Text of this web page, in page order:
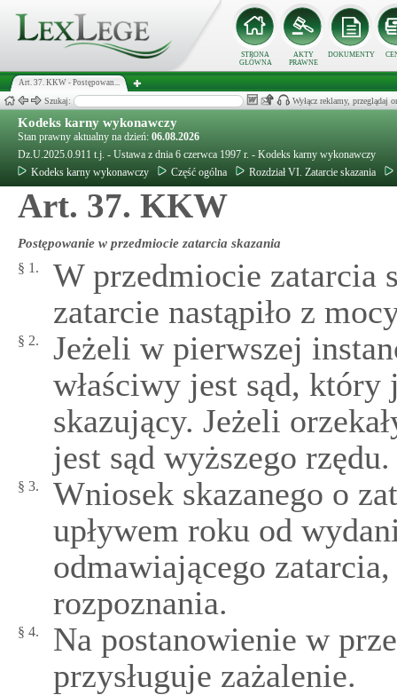
STRONA
GŁÓWNA
AKTY
PRAWNE
DOKUMENTY
Art. 37. KKW - Postępowan...
Szukaj: Wyłącz reklamy, przeglądaj
Kodeks karny wykonawczy
Stan prawny aktualny na dzień: 06.08.2026
Dz.U.2025.0.911 t.j. - Ustawa z dnia 6 czerwca 1997 r. - Kodeks karny wykonawczy
Kodeks karny wykonawczy
Część ogólna Rozdział VI. Zatarcie skazania
Art. 37. KKW
Postępowanie w przedmiocie zatarcia skazania
§ 1.
W przedmiocie zatarcia
zatarcie nastąpiło z
§ 2.
Jeżeli w pierwszej
właściwy jest sąd,
skazujący. Jeżeli
jest sąd wyższego rzędu.
§ 3.
Wniosek skazanego o
upływem roku od
odmawiającego
rozpoznania.
§ 4.
Na postanowienie w
przysługuje zażalenie.